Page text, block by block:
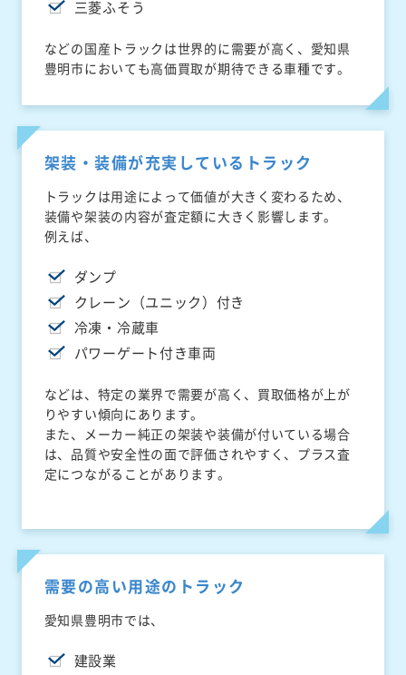
三菱ふそう
などの国産トラックは世界的に需要が高く、愛知県
豊明市においても高価買取が期待できる車種です。
架装・装備が充実しているトラック
トラックは用途によって価値が大きく変わるため、
装備や架装の内容が査定額に大きく影響します。
例えば、
ダンプ
クレーン（ユニック）付き
冷凍・冷蔵車
パワーゲート付き車両
などは、特定の業界で需要が高く、買取価格が上が
りやすい傾向にあります。
また、メーカー純正の架装や装備が付いている場合
は、品質や安全性の面で評価されやすく、プラス査
定につながることがあります。
需要の高い用途のトラック
愛知県豊明市では、
建設業